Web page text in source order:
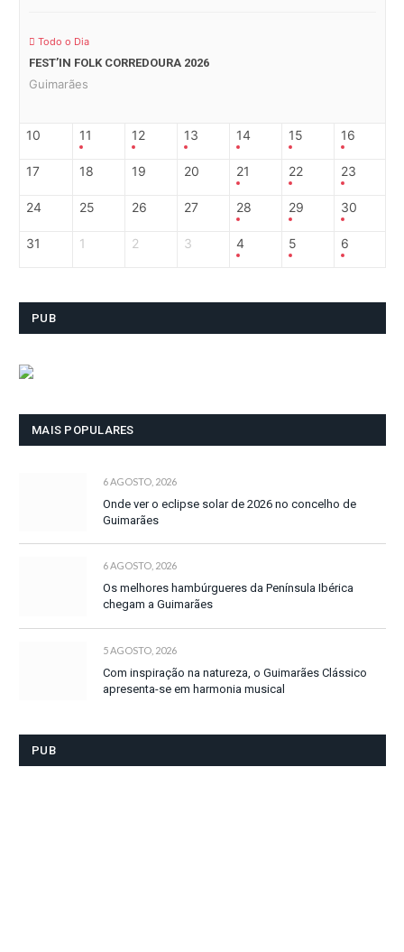
Todo o Dia
FEST’IN FOLK CORREDOURA 2026
Guimarães
10 11 12 13 14 15 16
17 18 19 20 21 22 23
24 25 26 27 28 29 30
31 1 2 3 4 5 6
PUB
MAIS POPULARES
6 AGOSTO, 2026
Onde ver o eclipse solar de 2026 no concelho de
Guimarães
6 AGOSTO, 2026
Os melhores hambúrgueres da Península Ibérica
chegam a Guimarães
5 AGOSTO, 2026
Com inspiração na natureza, o Guimarães Clássico
apresenta-se em harmonia musical
PUB